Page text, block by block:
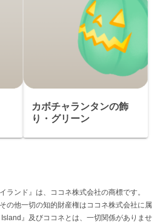
カボチャランタンの飾
り・グリーン
ランド』は、ココネ株式会社の商標です。
の他一切の知的財産権はココネ株式会社に属
』及びココネとは、一切関係がありませ